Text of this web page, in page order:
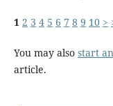
1 2 3 4 5 6 7 8 9 10 >
You may also start
article.